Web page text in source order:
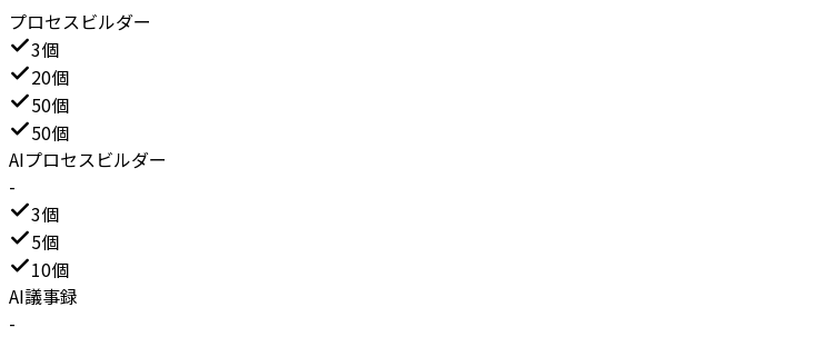
プロセスビルダー
3個
20個
50個
50個
AIプロセスビルダー
-
3個
5個
10個
AI議事録
-